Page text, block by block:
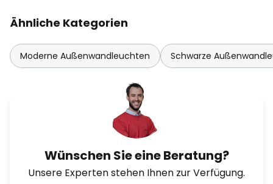
Ähnliche Kategorien
Moderne Außenwandleuchten Schwarze
Wünschen Sie eine Beratung?
Unsere Experten stehen Ihnen zur Verfügung.